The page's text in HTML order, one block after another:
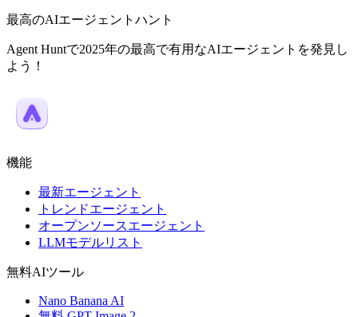
最高のAIエージェントハント
Agent Huntで2025年の最高で有用なAIエージェントを発見し
よう！
機能
最新エージェント
トレンドエージェント
オープンソースエージェント
LLMモデルリスト
無料AIツール
Nano Banana AI